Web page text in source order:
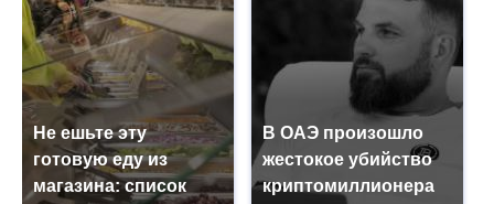
Не ешьте эту
готовую еду из
магазина: список
В ОАЭ произошло
жестокое убийство
криптомиллионера